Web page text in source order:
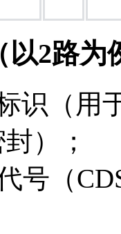
2路为
识（用
）；
号（